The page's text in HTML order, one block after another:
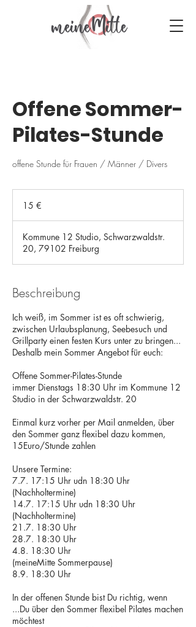
meineMitte
Offene Sommer-
Pilates-Stunde
offene Stunde für Frauen / Männer / Divers
15 €
Kommune 12 Studio, Schwarzwaldstr.
20, 79102 Freiburg
Beschreibung
Ich weiß, im Sommer ist es oft schwierig,
zwischen Urlaubsplanung, Seebesuch und
Grillparty einen festen Kurs unter zu bringen...
Deshalb mein Sommer Angebot für euch:
Offene Sommer-Pilates-Stunde
immer Dienstags 18:30 Uhr im Kommune 12
Studio in der Schwarzwaldstr. 20
Einmal kurz vorher per Mail anmelden, über
den Sommer ganz flexibel dazu kommen,
15Euro/Stunde zahlen
Unsere Termine:
7.7. 17:15 Uhr udn 18:30 Uhr
(Nachholtermine)
14.7. 17:15 Uhr udn 18:30 Uhr
(Nachholtermine)
21.7. 18:30 Uhr
28.7. 18:30 Uhr
4.8. 18:30 Uhr
(meineMitte Sommerpause)
8.9. 18:30 Uhr
In der offenen Stunde bist Du richtig, wenn
...Du über den Sommer flexibel Pilates machen
möchtest